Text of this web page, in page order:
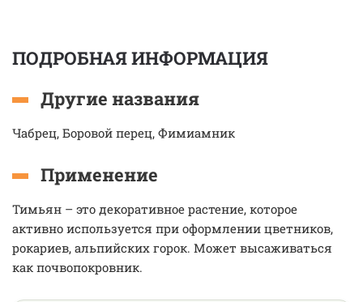
ПОДРОБНАЯ ИНФОРМАЦИЯ
Другие названия
Чабрец, Боровой перец, Фимиамник
Применение
Тимьян – это декоративное растение, которое
активно используется при оформлении цветников,
рокариев, альпийских горок. Может высаживаться
как почвопокровник.